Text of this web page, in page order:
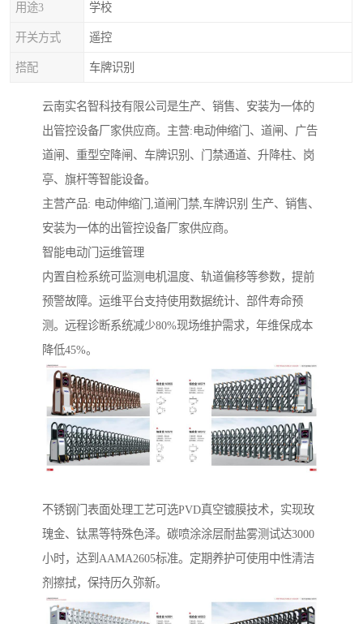
用途3 学校
开关方式 遥控
搭配 车牌识别
云南实名智科技有限公司是生产、销售、安装为一体的
出管控设备厂家供应商。主营:电动伸缩门、道闸、广告
道闸、重型空降闸、车牌识别、门禁通道、升降柱、岗
亭、旗杆等智能设备。
主营产品: 电动伸缩门,道闸门禁,车牌识别 生产、销售、
安装为一体的出管控设备厂家供应商。
智能电动门运维管理‌
内置自检系统可监测电机温度、轨道偏移等参数，提前
预警故障。运维平台支持使用数据统计、部件寿命预
测。远程诊断系统减少80%现场维护需求，年维保成本
降低45%。
‌不锈钢门表面处理工艺‌可选PVD真空镀膜技术，实现玫
瑰金、钛黑等特殊色泽。碳喷涂涂层耐盐雾测试达3000
小时，达到AAMA2605标准。定期养护可使用中性清洁
剂擦拭，保持历久弥新。